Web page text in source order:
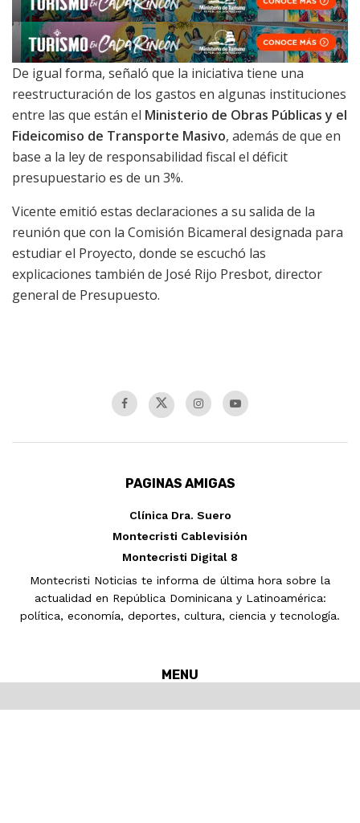
De igual forma, señaló que la iniciativa tiene una
reestructuración de los gastos en algunas instituciones
entre las que están el Ministerio de Obras Públicas y el
Fideicomiso de Transporte Masivo, además de que en
base a la ley de responsabilidad fiscal el déficit
presupuestario es de un 3%.
Vicente emitió estas declaraciones a su salida de la
reunión que con la Comisión Bicameral designada para
estudiar el Proyecto, donde se escuchó las
explicaciones también de José Rijo Presbot, director
general de Presupuesto.
PAGINAS AMIGAS
Clínica Dra. Suero
Montecristi Cablevisión
Montecristi Digital 8
Montecristi Noticias te informa de última hora sobre la
actualidad en República Dominicana y Latinoamérica:
política, economía, deportes, cultura, ciencia y tecnología.
MENU
Inicio